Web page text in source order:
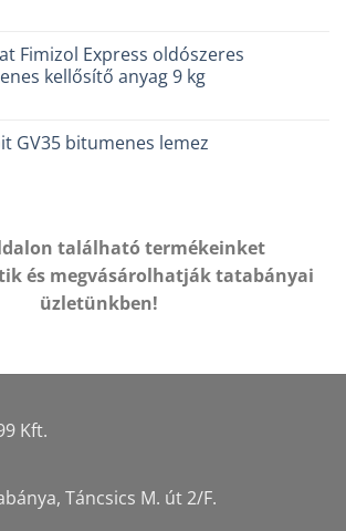
Fimizol Express oldószeres
kellősítő anyag 9 kg
GV35 bitumenes lemez
található termékeinket
és megvásárolhatják tatabányai
üzletünkben!
Kft.
Táncsics M. út 2/F.